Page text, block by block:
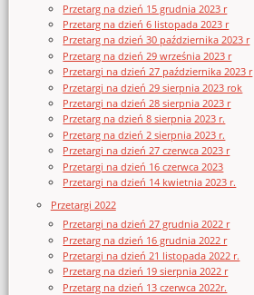
Przetarg na dzień 15 grudnia 2023 r
Przetarg na dzień 6 listopada 2023 r
Przetarg na dzień 30 października 2023 r
Przetarg na dzień 29 września 2023 r
Przetargi na dzień 27 października 2023 r
Przetargi na dzień 29 sierpnia 2023 rok
Przetargi na dzień 28 sierpnia 2023 r
Przetarg na dzień 8 sierpnia 2023 r.
Przetarg na dzień 2 sierpnia 2023 r.
Przetargi na dzień 27 czerwca 2023 r
Przetargi na dzień 16 czerwca 2023
Przetargi na dzień 14 kwietnia 2023 r.
Przetargi 2022
Przetargi na dzień 27 grudnia 2022 r
Przetarg na dzień 16 grudnia 2022 r
Przetargi na dzień 21 listopada 2022 r.
Przetarg na dzień 19 sierpnia 2022 r
Przetarg na dzień 13 czerwca 2022r.